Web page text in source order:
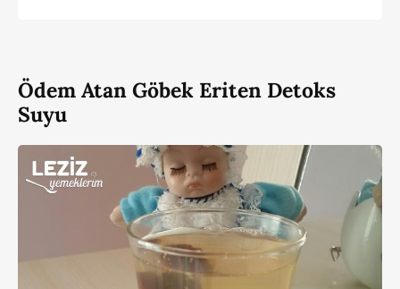
Ödem Atan Göbek Eriten Detoks
Suyu